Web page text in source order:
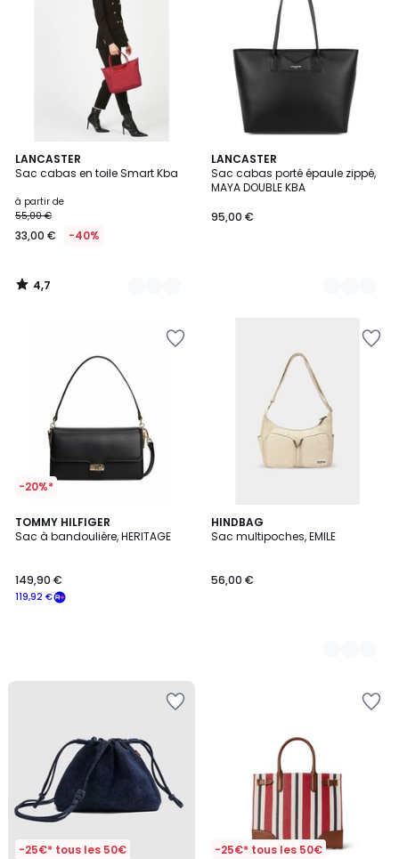
LANCASTER
Sac cabas en toile Smart Kba
à partir de
55,00 €
33,00 € -40%
4,7
/ 5
10
Couleurs
4,7
/
LANCASTER
Sac cabas porté épaule zippé,
MAYA DOUBLE KBA
95,00 €
7
Couleurs
-20%*
TOMMY HILFIGER
Sac à bandoulière, HERITAGE
119,92 €
149,90 €
HINDBAG
Sac multipoches, EMILE
56,00 €
2
Couleurs
-25€* tous les 50€ -25€* tous les 50€